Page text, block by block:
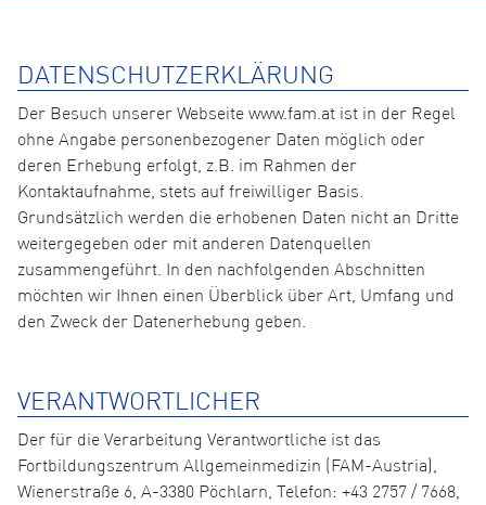
DATENSCHUTZERKLÄRUNG
Der Besuch unserer Webseite www.fam.at ist in der Regel
ohne Angabe personenbezogener Daten möglich oder
deren Erhebung erfolgt, z.B. im Rahmen der
Kontaktaufnahme, stets auf freiwilliger Basis.
Grundsätzlich werden die erhobenen Daten nicht an Dritte
weitergegeben oder mit anderen Datenquellen
zusammengeführt. In den nachfolgenden Abschnitten
möchten wir Ihnen einen Überblick über Art, Umfang und
den Zweck der Datenerhebung geben.
VERANTWORTLICHER
Der für die Verarbeitung Verantwortliche ist das
Fortbildungszentrum Allgemeinmedizin (FAM-Austria),
Wienerstraße 6, A-3380 Pöchlarn, Telefon: +43 2757 / 7668,